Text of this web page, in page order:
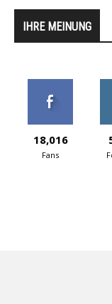
IHRE MEINUNG
18,016
Fans